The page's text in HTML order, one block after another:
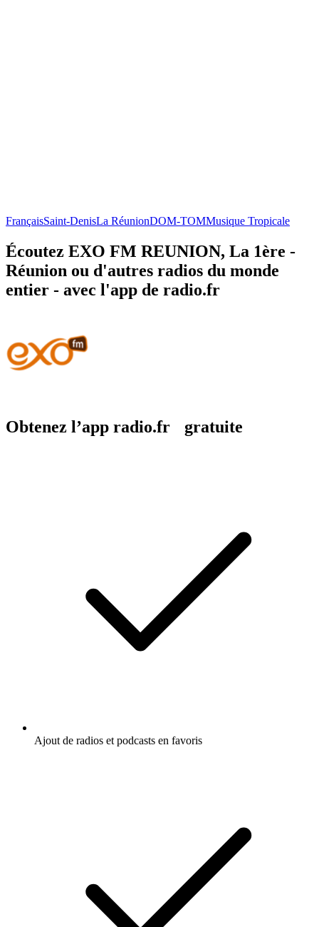
FrançaisSaint-DenisLa RéunionDOM-TOMMusique Tropicale
Écoutez EXO FM REUNION, La 1ère -
Réunion ou d'autres radios du monde
entier - avec l'app de radio.fr
Obtenez l’app radio.fr gratuite
Ajout de radios et podcasts en favoris